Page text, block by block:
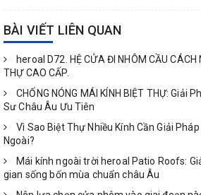
BÀI VIẾT LIÊN QUAN
heroal D72. HỆ CỬA ĐI NHÔM CẦU CÁCH
THỰ CAO CẤP.
CHỐNG NÓNG MÁI KÍNH BIỆT THỰ: Giải
Sư Châu Âu Ưu Tiên
Vì Sao Biệt Thự Nhiều Kính Cần Giải
Ngoài?
Mái kính ngoài trời heroal Patio Roofs:
gian sống bốn mùa chuẩn châu Âu